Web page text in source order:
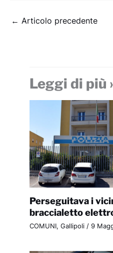
← Articolo precedente
Leggi di più
Perseguitava i
braccialetto
COMUNI, Gallipoli/ 9